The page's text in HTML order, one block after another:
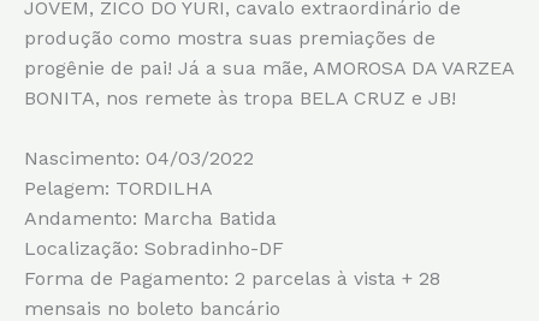
JOVEM, ZICO DO YURI, cavalo extraordinário de
produção como mostra suas premiações de
progênie de pai! Já a sua mãe, AMOROSA DA VARZEA
BONITA, nos remete às tropa BELA CRUZ e JB!
Nascimento: 04/03/2022
Pelagem: TORDILHA
Andamento: Marcha Batida
Localização: Sobradinho-DF
Forma de Pagamento: 2 parcelas à vista + 28
mensais no boleto bancário